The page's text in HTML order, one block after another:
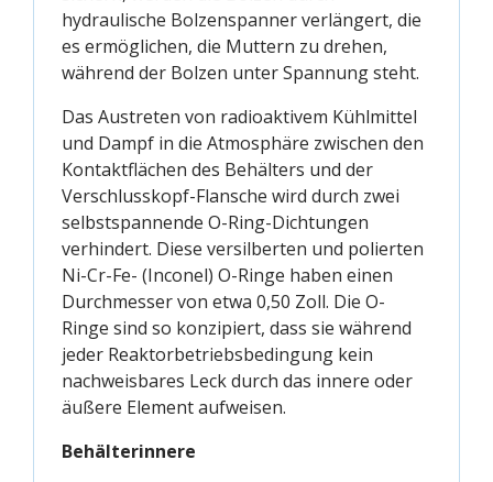
hydraulische Bolzenspanner verlängert, die
es ermöglichen, die Muttern zu drehen,
während der Bolzen unter Spannung steht.
Das Austreten von radioaktivem Kühlmittel
und Dampf in die Atmosphäre zwischen den
Kontaktflächen des Behälters und der
Verschlusskopf-Flansche wird durch zwei
selbstspannende O-Ring-Dichtungen
verhindert. Diese versilberten und polierten
Ni-Cr-Fe- (Inconel) O-Ringe haben einen
Durchmesser von etwa 0,50 Zoll. Die O-
Ringe sind so konzipiert, dass sie während
jeder Reaktorbetriebsbedingung kein
nachweisbares Leck durch das innere oder
äußere Element aufweisen.
Behälterinnere